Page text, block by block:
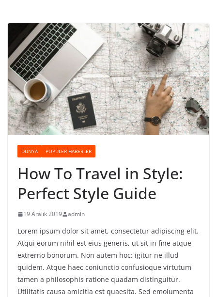
DÜNYA POPÜLER HABERLER
How To Travel in Style:
Perfect Style Guide
19 Aralık 2019 admin
Lorem ipsum dolor sit amet, consectetur adipiscing elit.
Atqui eorum nihil est eius generis, ut sit in fine atque
extrerno bonorum. Non autem hoc: igitur ne illud
quidem. Atque haec coniunctio confusioque virtutum
tamen a philosophis ratione quadam distinguitur.
Utilitatis causa amicitia est quaesita. Sed emolumenta